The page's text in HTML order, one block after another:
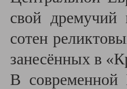
свой
сотен
занесённых в
В современной